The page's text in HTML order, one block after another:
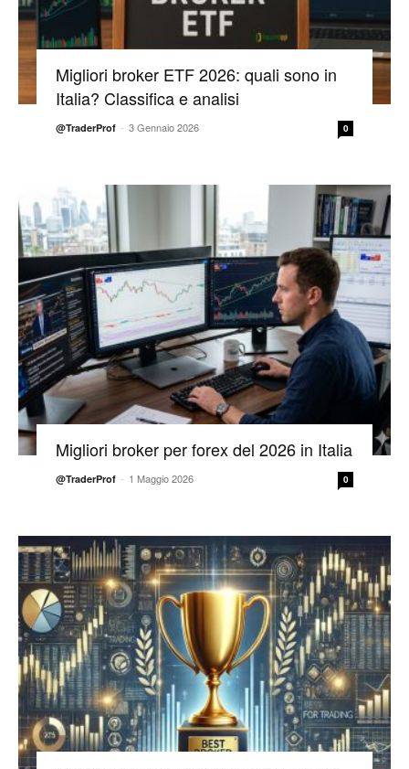
Migliori broker ETF 2026: quali sono in
Italia? Classifica e analisi
@TraderProf - 3 Gennaio 2026 0
Migliori broker per forex del 2026 in Italia
@TraderProf - 1 Maggio 2026 0